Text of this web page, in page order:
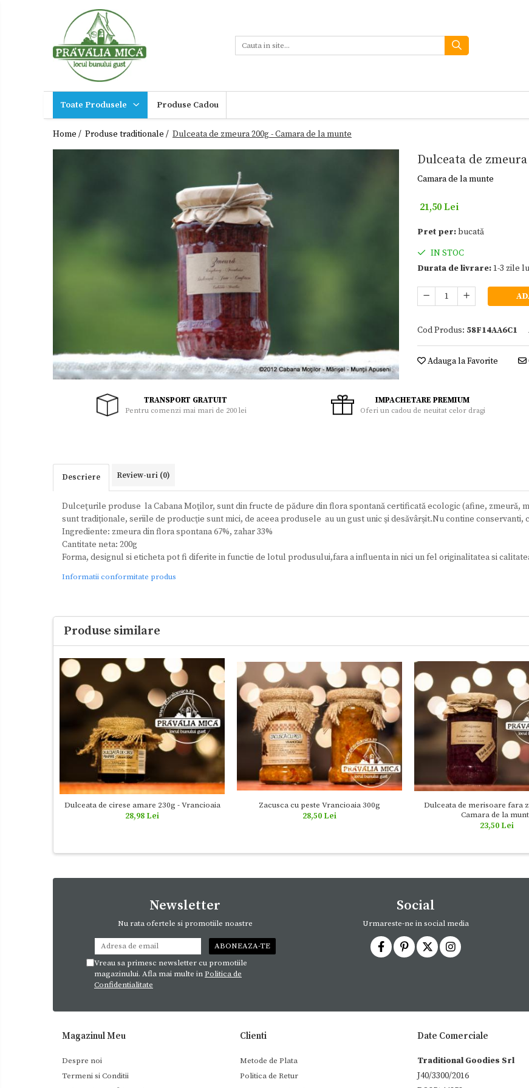
Toate Produsele
Dulceturi fara zahar
Toate Produsele Produse Cadou
Home / Produse traditionale / Dulceata de zmeura 200g - Camara de la munte
Dulceata de
Camara de la munte
21,50 Lei
Pret per:bucată
IN STOC
Durata de livrare:1-3 zile
Cod Produs: 58F14AA6C1
Adauga la Favorite
TRANSPORT GRATUIT
Pentru comenzi mai mari de 200 lei
IMPACHETARE PREMIUM
Oferi un cadou de neuitat celor dragi
Descriere Review-uri (0)
Dulceţurile produse la Cabana Moţilor, sunt din fructe de pădure din flora spontană certificată ecologic (afine, zmeură,
sunt tradiţionale, seriile de producţie sunt mici, de aceea produsele au un gust unic şi desăvârşit.Nu contine conservanti,
Ingrediente: zmeura din flora spontana 67%, zahar 33%
Cantitate neta: 200g
Forma, designul si eticheta pot fi diferite in functie de lotul produsului,fara a influenta in nici un fel originalitatea si
Informatii conformitate produs
Produse similare
Dulceata de cirese amare 230g - Vrancioaia
28,98 Lei
Zacusca cu peste Vrancioaia 300g
28,50 Lei
Dulceata de merisoare fara
Camara de la
23,50 Lei
Newsletter
Nu rata ofertele si promotiile noastre
Vreau sa primesc newsletter cu promotiile
magazinului. Afla mai multe inPolitica de
Confidentialitate
Social
Urmareste-ne in social media
Magazinul Meu
Despre noi
Termeni si Conditii
Clienti
Metode de Plata
Politica de Retur
Date Comerciale
Traditional Goodies Srl
J40/3300/2016